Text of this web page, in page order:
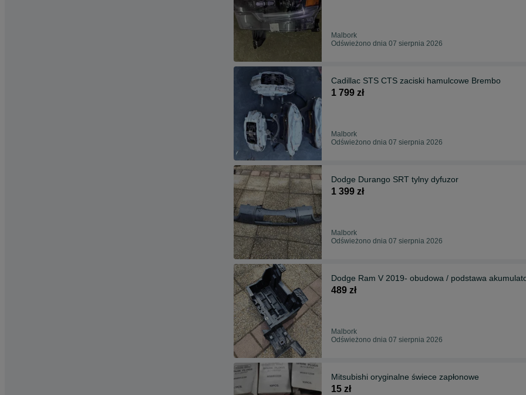
Malbork
Odświeżono dnia 07 sierpnia 2026
Cadillac STS CTS zaciski hamulcowe Brembo
1 799 zł
Malbork
Odświeżono dnia 07 sierpnia 2026
Dodge Durango SRT tylny dyfuzor
1 399 zł
Malbork
Odświeżono dnia 07 sierpnia 2026
Dodge Ram V 2019- obudowa / podstawa
489 zł
Malbork
Odświeżono dnia 07 sierpnia 2026
Mitsubishi oryginalne świece zapłonowe
15 zł